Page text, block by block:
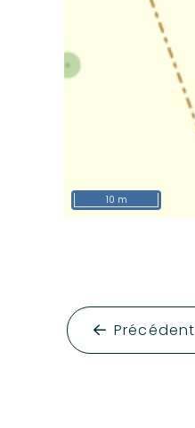
10 m
Précédent